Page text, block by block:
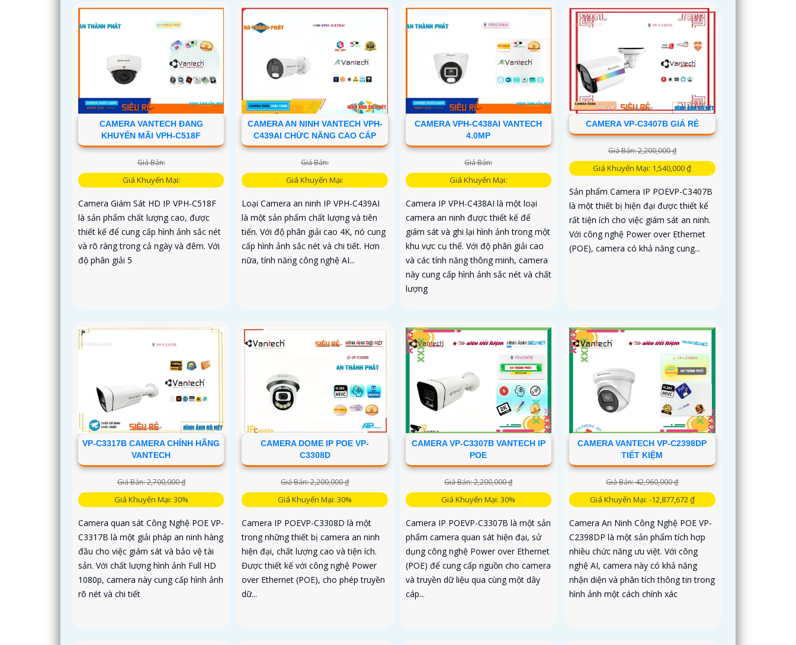
CAMERA VANTECH ĐANG
KHUYẾN MÃI VPH-C518F
Giá Bán:
Giá Khuyến Mại:
Camera Giám Sát HD IP VPH-C518F
là sản phẩm chất lượng cao, được
thiết kế để cung cấp hình ảnh sắc nét
và rõ ràng trong cả ngày và đêm. Với
độ phân giải 5
CAMERA AN NINH VANTECH VPH-
C439AI CHỨC NĂNG CAO CẤP
Giá Bán:
Giá Khuyến Mại:
Loại Camera an ninh IP VPH-C439AI
là một sản phẩm chất lượng và tiên
tiến. Với độ phân giải cao 4K, nó cung
cấp hình ảnh sắc nét và chi tiết. Hơn
nữa, tính năng công nghệ AI...
CAMERA VPH-C438AI VANTECH
4.0MP
Giá Bán:
Giá Khuyến Mại:
Camera IP VPH-C438AI là một loại
camera an ninh được thiết kế để
giám sát và ghi lại hình ảnh trong một
khu vực cụ thể. Với độ phân giải cao
và các tính năng thông minh, camera
này cung cấp hình ảnh sắc nét và chất
lượng
CAMERA VP-C3407B GIÁ RẺ
Giá Bán: 2,200,000 ₫
Giá Khuyến Mại: 1,540,000 ₫
Sản phẩm Camera IP POEVP-C3407B
là một thiết bị hiện đại được thiết kế
rất tiện ích cho việc giám sát an ninh.
Với công nghệ Power over Ethernet
(POE), camera có khả năng cung...
VP-C3317B CAMERA CHÍNH HÃNG
VANTECH
Giá Bán: 2,700,000 ₫
Giá Khuyến Mại: 30%
Camera quan sát Công Nghệ POE VP-
C3317B là một giải pháp an ninh hàng
đầu cho việc giám sát và bảo vệ tài
sản. Với chất lượng hình ảnh Full HD
1080p, camera này cung cấp hình ảnh
rõ nét và chi tiết
CAMERA DOME IP POE VP-
C3308D
Giá Bán: 2,200,000 ₫
Giá Khuyến Mại: 30%
Camera IP POEVP-C3308D là một
trong những thiết bị camera an ninh
hiện đại, chất lượng cao và tiện ích.
Được thiết kế với công nghệ Power
over Ethernet (POE), cho phép truyền
dữ...
CAMERA VP-C3307B VANTECH IP
POE
Giá Bán: 2,200,000 ₫
Giá Khuyến Mại: 30%
Camera IP POEVP-C3307B là một sản
phẩm camera quan sát hiện đại, sử
dụng công nghệ Power over Ethernet
(POE) để cung cấp nguồn cho camera
và truyền dữ liệu qua cùng một dây
cáp...
CAMERA VANTECH VP-C2398DP
TIẾT KIỆM
Giá Bán: 42,960,000 ₫
Giá Khuyến Mại: -12,877,672 ₫
Camera An Ninh Công Nghệ POE VP-
C2398DP là một sản phẩm tích hợp
nhiều chức năng ưu việt. Với công
nghệ AI, camera này có khả năng
nhận diện và phân tích thông tin trong
hình ảnh một cách chính xác